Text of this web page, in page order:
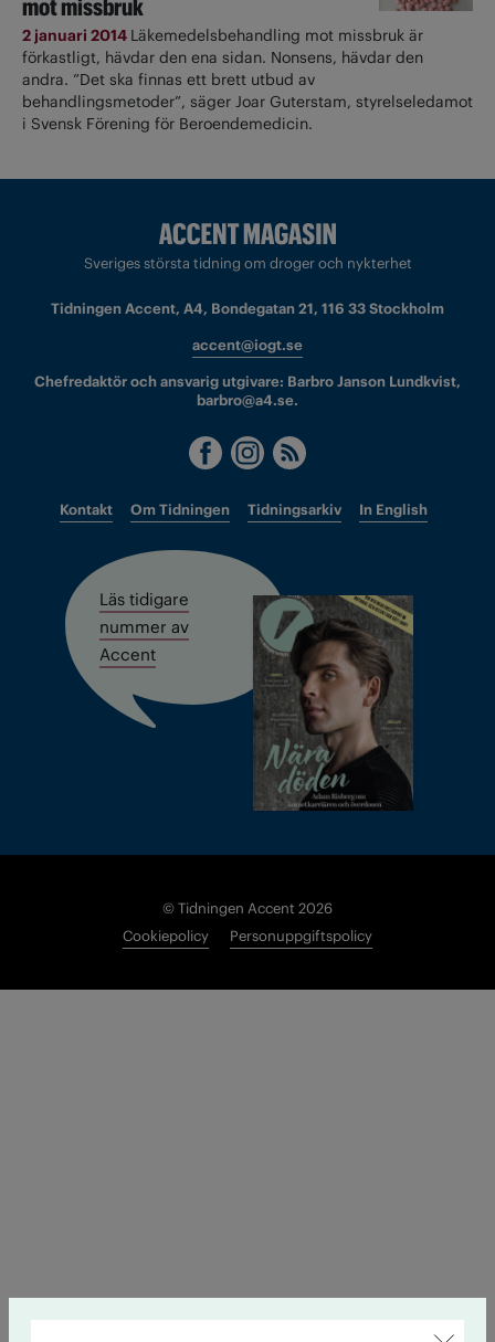
mot missbruk
2 januari 2014 Läkemedelsbehandling mot missbruk är
förkastligt, hävdar den ena sidan. Nonsens, hävdar den
andra. ”Det ska finnas ett brett utbud av
behandlingsmetoder”, säger Joar Guterstam, styrelseledamot
i Svensk Förening för Beroendemedicin.
Sveriges största tidning om droger och nykterhet
Tidningen Accent, A4, Bondegatan 21, 116 33 Stockholm
accent@iogt.se
Chefredaktör och ansvarig utgivare: Barbro Janson Lundkvist,
barbro@a4.se.
Kontakt Om Tidningen Tidningsarkiv In English
Läs tidigare
nummer av
Accent
© Tidningen Accent 2026
Cookiepolicy
Personuppgiftspolicy